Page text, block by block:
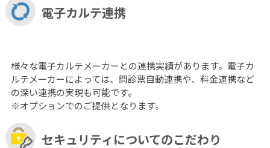
電子カルテ連携
様々な電子カルテメーカーとの連携実績があります。電子カ
ルテメーカーによっては、問診票自動連携や、料金連携など
の深い連携の実現も可能です。
※オプションでのご提供となります。
セキュリティについてのこだわり